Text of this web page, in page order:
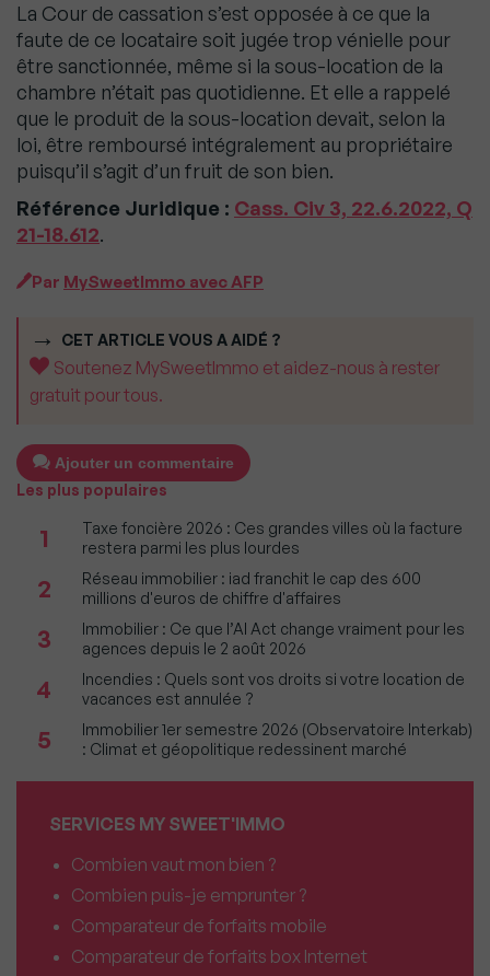
La Cour de cassation s’est opposée à ce que la
faute de ce locataire soit jugée trop vénielle pour
être sanctionnée, même si la sous-location de la
chambre n’était pas quotidienne. Et elle a rappelé
que le produit de la sous-location devait, selon la
loi, être remboursé intégralement au propriétaire
puisqu’il s’agit d’un fruit de son bien.
Référence Juridique : Cass. Civ 3, 22.6.2022, Q
21-18.612.
Par MySweetImmo avec AFP
CET ARTICLE VOUS A AIDÉ ?
Soutenez MySweetImmo et aidez-nous à rester
gratuit pour tous.
Ajouter un commentaire
Les plus populaires
1
Taxe foncière 2026 : Ces grandes villes où la facture
restera parmi les plus lourdes
2
Réseau immobilier : iad franchit le cap des 600
millions d'euros de chiffre d'affaires
3
Immobilier : Ce que l’AI Act change vraiment pour les
agences depuis le 2 août 2026
4
Incendies : Quels sont vos droits si votre location de
vacances est annulée ?
5
Immobilier 1er semestre 2026 (Observatoire Interkab)
: Climat et géopolitique redessinent marché
SERVICES MY SWEET'IMMO
Combien vaut mon bien ?
Combien puis-je emprunter ?
Comparateur de forfaits mobile
Comparateur de forfaits box Internet